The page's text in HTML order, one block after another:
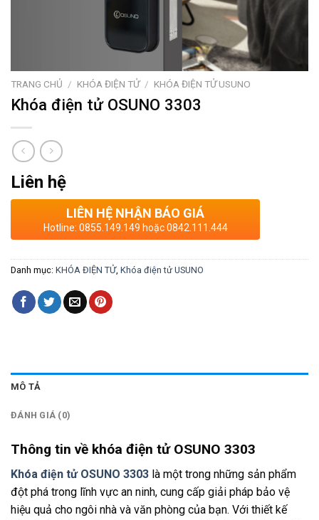
TRANG CHỦ / KHÓA ĐIỆN TỬ / KHÓA ĐIỆN TỬ USUNO
Khóa điện tử OSUNO 3303
Liên hệ
LIÊN HỆ NHẬN BÁO GIÁ
Hotline: 0855.149.149 hoặc 0842.111.444
Danh mục: KHÓA ĐIỆN TỬ, Khóa điện tử USUNO
MÔ TẢ
ĐÁNH GIÁ (0)
Thông tin về khóa điện tử OSUNO 3303
Khóa điện tử OSUNO 3303 là một trong những sản phẩm
đột phá trong lĩnh vực an ninh, cung cấp giải pháp bảo vệ
hiệu quả cho ngôi nhà và văn phòng của bạn. Với thiết kế